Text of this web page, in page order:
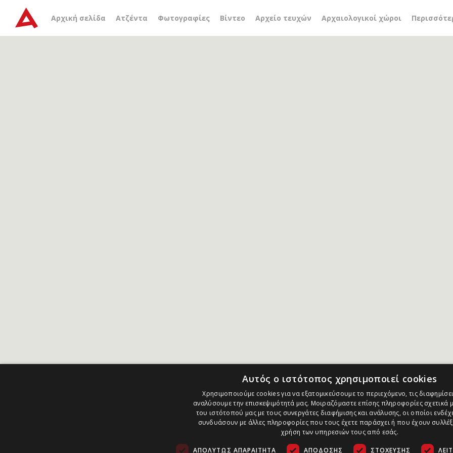
Αρχική σελίδα Ατζέντα Φωτογραφίες Βίντεο Αρχείο τευχών Αρχαιολογικοί χώροι
Αρχείο ετικέτας Μαστιλίτσα @en
Αυτός ο ιστότοπος χρησιμοποιεί cookies
Χρησιμοποιούμε cookies για να εξατομικεύσουμε το περιεχόμενο, τις
αναλύσουμε την επισκεψιμότητά μας. Μοιραζόμαστε επίσης πληροφορίες σχετικά
του ιστότοπού μας με τους συνεργάτες διαφήμισης και ανάλυσης, οι οποίοι
συνδυάσουν με άλλες πληροφορίες που τους έχετε παράσχει ή που έχουν
χρήση των υπηρεσιών τους από εσάς.
ΑΠΟΛΎΤΩΣ ΑΠΑΡΑΊΤΗΤΑ ΑΠΌΔΟΣΗΣ ΣΤΌΧΕΥΣΗΣ